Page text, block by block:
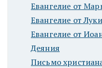
Евангелие от
Евангелие от Луки
Евангелие от
Деяния
Письмо